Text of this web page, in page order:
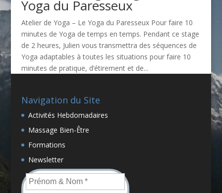
Yoga du Paresseux
Atelier de Yoga – Le Yoga du Paresseux Pour faire 10
minutes de Yoga de temps en temps. Pendant ce stage
de 2 heures, Julien vous transmettra des séquences de
Yoga adaptables à toutes les situations pour faire 10
minutes de pratique, d’étirement et de...
Navigation du Site
Activités Hebdomadaires
Massage Bien-Être
Formations
Newsletter